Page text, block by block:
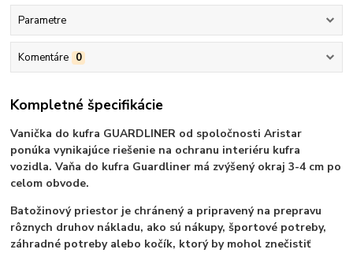
Parametre
Komentáre 0
Kompletné špecifikácie
Vanička do kufra GUARDLINER od spoločnosti Aristar
ponúka vynikajúce riešenie na ochranu interiéru kufra
vozidla. Vaňa do kufra Guardliner má zvýšený okraj 3-4 cm po
celom obvode.
Batožinový priestor je chránený a pripravený na prepravu
rôznych druhov nákladu, ako sú nákupy, športové potreby,
záhradné potreby alebo kočík, ktorý by mohol znečistiť